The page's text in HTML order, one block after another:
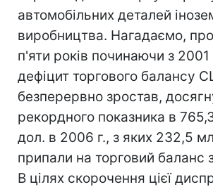
автомобільних деталей
виробництва. Нагадаємо,
п'яти років починаючи з 2001
дефіцит торгового балансу
безперервно зростав,
рекордного показника в
дол. в 2006 г., з яких 232,5
припали на торговий баланс
В цілях скорочення цієї